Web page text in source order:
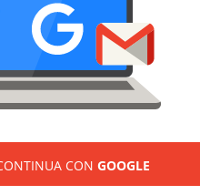
CON GOOGLE